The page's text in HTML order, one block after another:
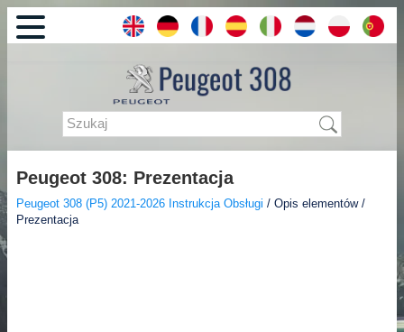
Peugeot 308: Prezentacja
Peugeot 308 (P5) 2021-2026 Instrukcja Obsługi / Opis elementów /
Prezentacja